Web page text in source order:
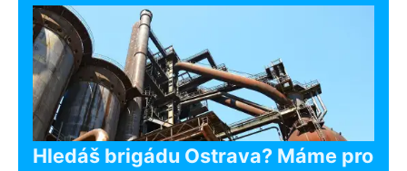
Hledáš brigádu Ostrava? Máme pro